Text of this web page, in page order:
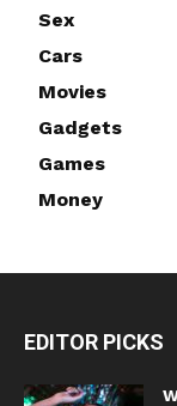
Sex
Cars
Movies
Gadgets
Games
Money
EDITOR PICKS